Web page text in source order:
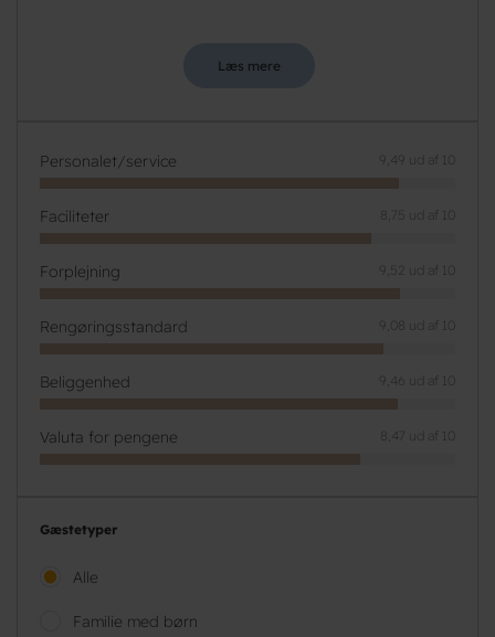
Læs mere
Personalet/service 9,49 ud af 10
Faciliteter 8,75 ud af 10
Forplejning 9,52 ud af 10
Rengøringsstandard 9,08 ud af 10
Beliggenhed 9,46 ud af 10
Valuta for pengene 8,47 ud af 10
Gæstetyper
Alle
Familie med børn